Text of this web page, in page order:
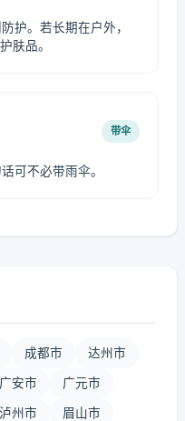
护。若长期在户外，
肤品。
带伞
可不必带雨伞。
成都市 达州市
广安市 广元市
泸州市 眉山市